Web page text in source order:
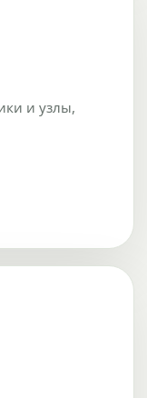
и узлы,